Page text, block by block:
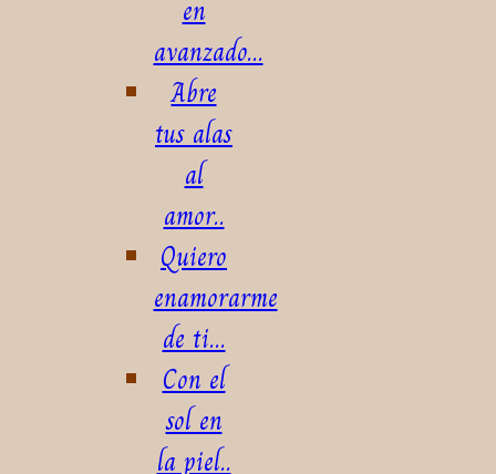
en
avanzado...
Abre
tus alas
al
amor..
Quiero
enamorarme
de ti...
Con el
sol en
la piel..